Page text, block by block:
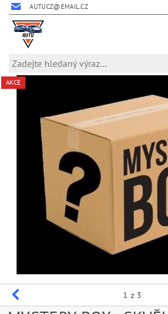
AUTUCZ@EMAIL.CZ
AKCE
1 z 3